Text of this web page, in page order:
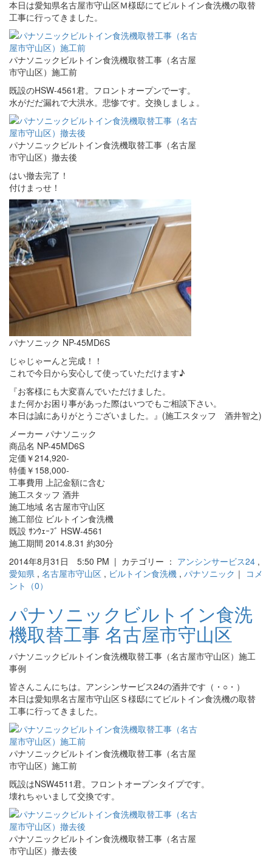
本日は愛知県名古屋市守山区Ｍ様邸にてビルトイン食洗機の取替
工事に行ってきました。
パナソニックビルトイン食洗機取替工事（名古屋
市守山区）施工前
既設のHSW-4561君。フロントオープンでーす。
水がだだ漏れで大洪水。悲惨です。交換しましょ。
パナソニックビルトイン食洗機取替工事（名古屋
市守山区）撤去後
はい撤去完了！
付けまっせ！
パナソニック NP-45MD6S
じゃじゃーんと完成！！
これで今日から安心して使っていただけます♪
『お客様にも大変喜んでいただけました。
また何かお困り事があった際はいつでもご相談下さい。
本日は誠にありがとうございました。』(施工スタッフ 酒井智之)
メーカー パナソニック
商品名 NP-45MD6S
定価￥214,920-
特価￥158,000-
工事費用 上記金額に含む
施工スタッフ 酒井
施工地域 名古屋市守山区
施工部位 ビルトイン食洗機
既設 ｻﾝｳｪｰﾌﾞ HSW-4561
施工期間 2014.8.31 約30分
2014年8月31日 5:50 PM | カテゴリー ： アンシンサービス24 ,
愛知県 , 名古屋市守山区 , ビルトイン食洗機 , パナソニック ｜ コメ
ント（0）
パナソニックビルトイン食洗
機取替工事 名古屋市守山区
パナソニックビルトイン食洗機取替工事（名古屋市守山区）施工
事例
皆さんこんにちは。アンシンサービス24の酒井です（・○・）
本日は愛知県名古屋市守山区Ｓ様邸にてビルトイン食洗機の取替
工事に行ってきました。
パナソニックビルトイン食洗機取替工事（名古屋
市守山区）施工前
既設はNSW4511君。フロントオープンタイプです。
壊れちゃいまして交換です。
パナソニックビルトイン食洗機取替工事（名古屋
市守山区）撤去後